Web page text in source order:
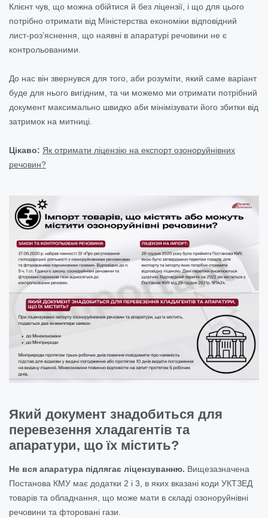
Клієнт чув, що можна обійтися й без ліцензії, і що для цього
потрібно отримати від Міністерства економіки відповідний
лист-роз’яснення, що наявні в апаратурі речовини не є
контрольованими.
До нас він звернувся для того, аби розуміти, який саме варіант
буде для нього вигідним, та чи можемо ми отримати потрібний
документ максимально швидко аби мінімізувати його збитки від
затримок на митниці.
Цікаво: Як отримати ліцензію на експорт озоноруйнівних
речовин?
Який документ знадобиться для
перевезення хладагентів та
апаратури, що їх містить?
Не вся апаратура підлягає ліцензуванню. Вищезазначена
Постанова КМУ має додатки 2 і 3, в яких вказані коди УКТЗЕД
товарів та обладнання, що може мати в складі озоноруйнівні
речовини та фторовані гази.